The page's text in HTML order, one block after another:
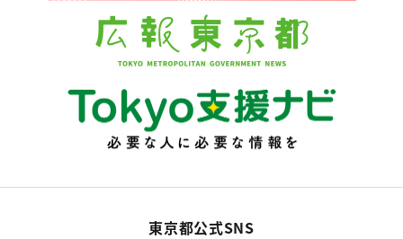
東京都公式SNS